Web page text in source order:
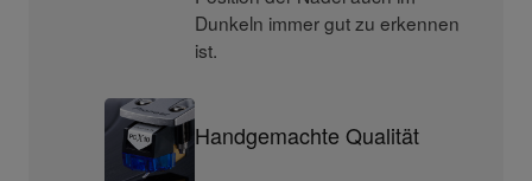
Dunkeln immer gut zu erkennen
ist.
Handgemachte Qualität